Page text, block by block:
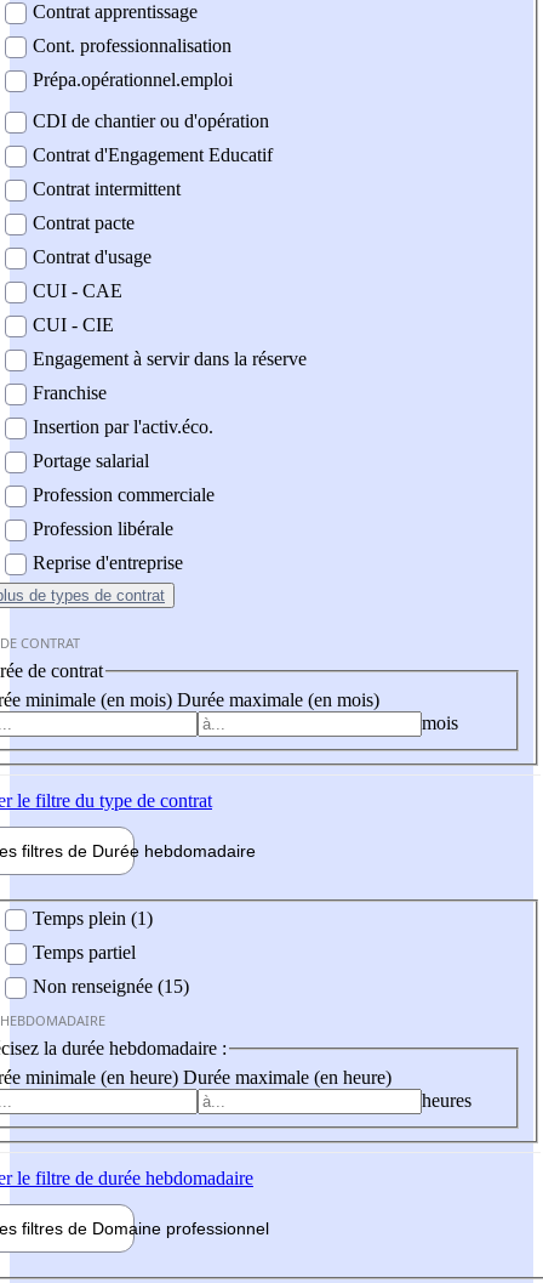
Contrat apprentissage
Cont. professionnalisation
Prépa.opérationnel.emploi
CDI de chantier ou d'opération
Contrat d'Engagement Educatif
Contrat intermittent
Contrat pacte
Contrat d'usage
CUI - CAE
CUI - CIE
Engagement à servir dans la réserve
Franchise
Insertion par l'activ.éco.
Portage salarial
Profession commerciale
Profession libérale
Reprise d'entreprise
de types de contrat
CONTRAT
de contrat
minimale (en mois) Durée maximale (en mois)
mois
le filtre du type de contrat
filtres de Durée hebdomadaire
Temps plein (1)
Temps partiel
Non renseignée (15)
la durée hebdomadaire :
minimale (en heure) Durée maximale (en heure)
heures
le filtre de durée hebdomadaire
filtres de Domaine professionnel